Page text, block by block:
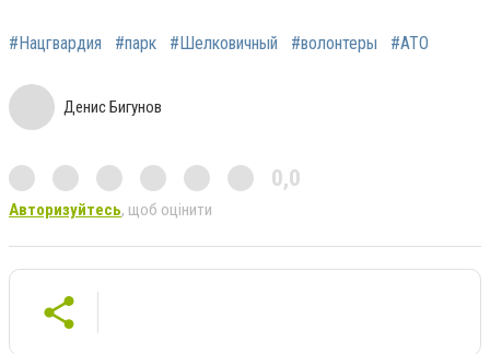
#Нацгвардия #парк #Шелковичный #волонтеры #АТО
Денис Бигунов
0,0
Авторизуйтесь, щоб оцінити